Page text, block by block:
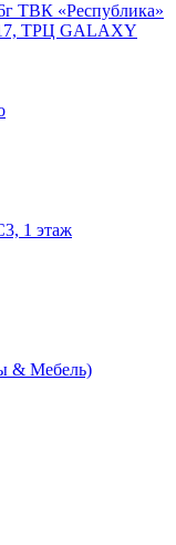
ТВК «Республика»
ТРЦ GALAXY
1 этаж
& Мебель)